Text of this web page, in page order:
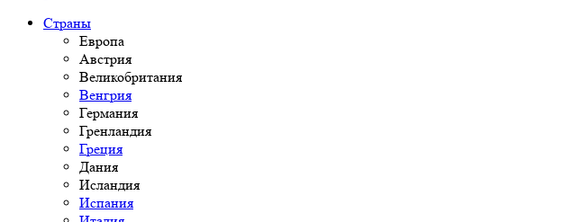
Страны
Европа
Австрия
Великобритания
Венгрия
Германия
Гренландия
Греция
Дания
Исландия
Испания